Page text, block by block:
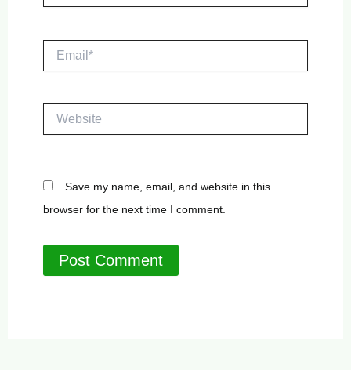
Website
Save my name, email, and website in this
browser for the next time I comment.